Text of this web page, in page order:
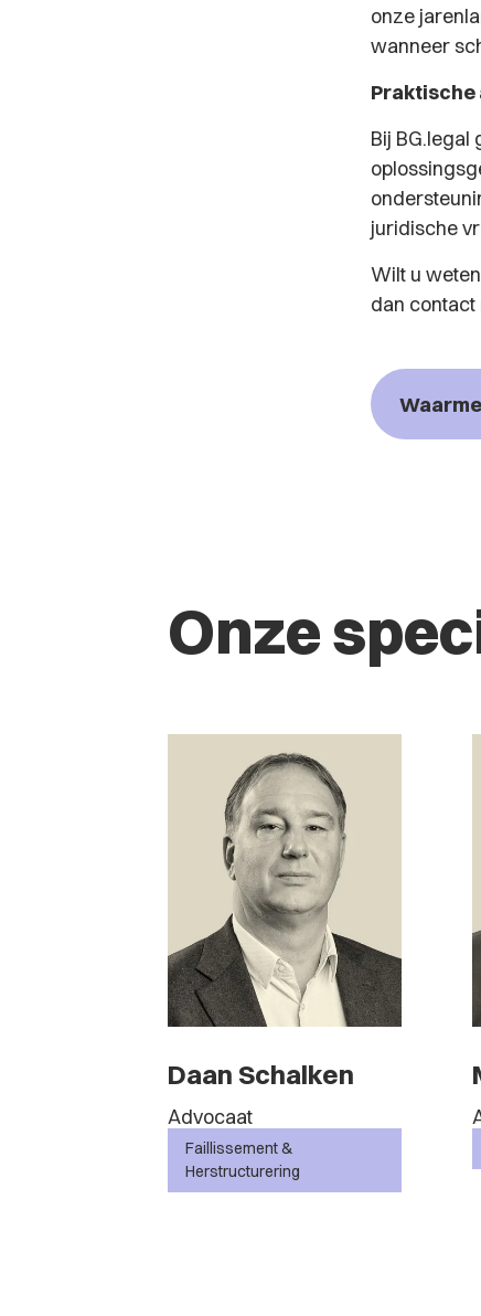
onze
wanneer
Praktische
Bij BG.legal
juridische
Wilt u
dan contact
Onze
Daan Schalken
Advocaat
Faillissement &
Herstructurering